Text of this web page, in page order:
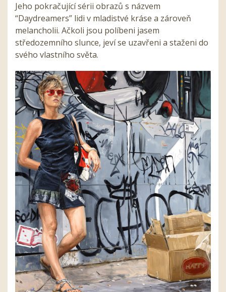
Jeho pokračující sérii obrazů s názvem
“Daydreamers” lidi v mladistvé kráse a zároveň
melancholii. Ačkoli jsou políbeni jasem
středozemního slunce, jeví se uzavřeni a staženi do
svého vlastního světa.